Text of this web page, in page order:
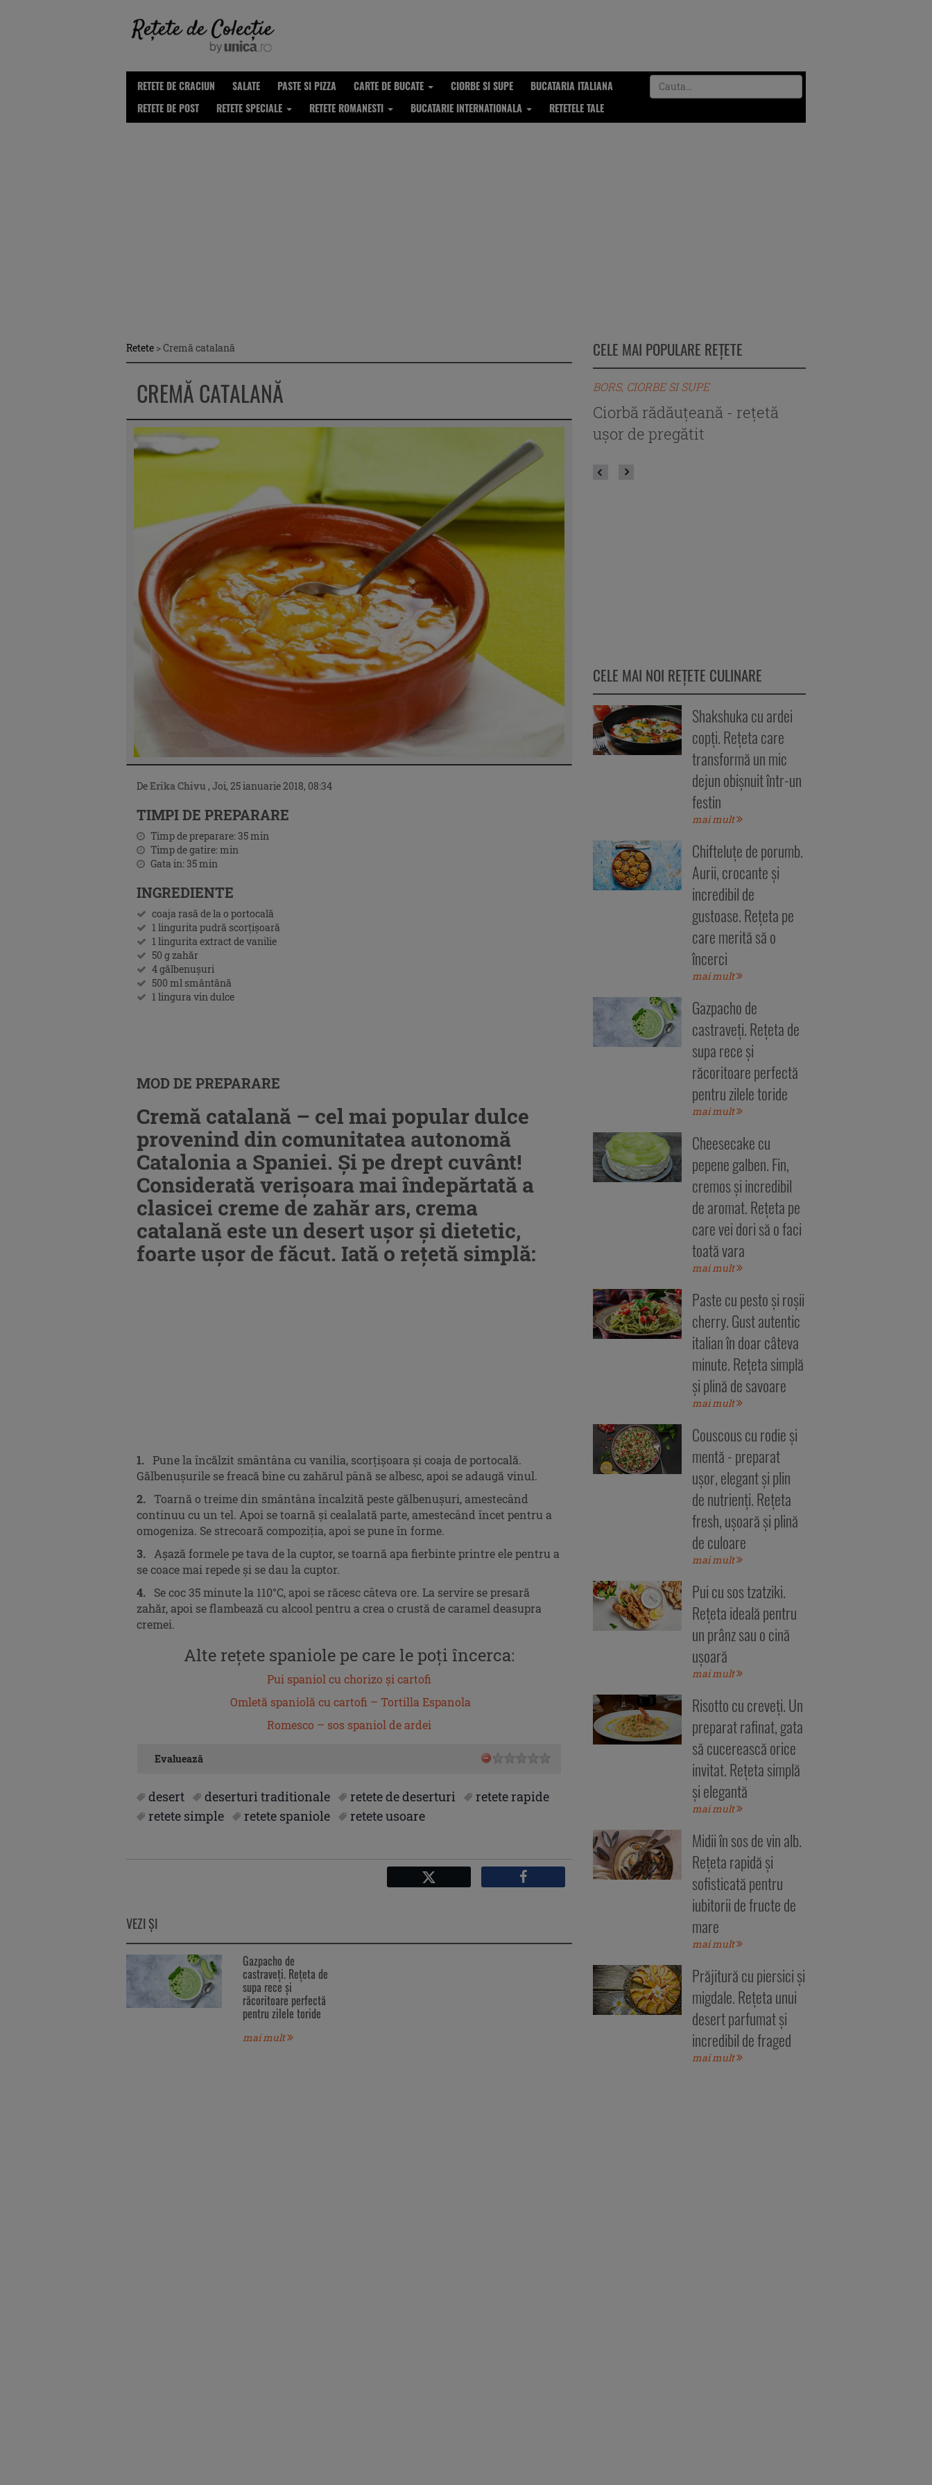
RETETE DE CRACIUN SALATE PASTE SI PIZZA CARTE DE BUCATE CIORBE SI SUPE
BUCATARIA ITALIANA
RETETE DE POST
RETETE SPECIALE RETETE ROMANESTI BUCATARIE INTERNATIONALA RETETELE TALE
Retete >Cremă catalană
CREMĂ CATALANĂ
DeErika Chivu , Joi, 25 ianuarie 2018, 08:34
TIMPI DE PREPARARE
Timp de preparare:35min
Timp de gatire:min
Gata in:35min
INGREDIENTE
coaja rasă de la o portocală
1 lingurita pudră scorțișoară
1 lingurita extract de vanilie
50 g zahăr
4 gălbenușuri
500 ml smântână
1 lingura vin dulce
MOD DE PREPARARE
Cremă catalană – cel mai popular dulce
provenind din comunitatea autonomă
Catalonia a Spaniei. Și pe drept cuvânt!
Considerată verișoara mai îndepărtată a
clasicei creme de zahăr ars, crema
catalană este un desert uşor şi dietetic,
foarte uşor de făcut. Iată o reţetă simplă:
1. Pune la încălzit smântâna cu vanilia, scorțișoara și coaja de portocală.
Gălbenușurile se freacă bine cu zahărul până se albesc, apoi se adaugă vinul.
2. Toarnă o treime din smântâna încalzită peste gălbenușuri, amestecând
continuu cu un tel. Apoi se toarnă și cealalată parte, amestecând încet pentru a
omogeniza. Se strecoară compoziția, apoi se pune în forme.
3.
Așază formele pe tava de la cuptor, se toarnă apa fierbinte printre ele pentru a
se coace mai repede și se dau la cuptor.
4. Se coc 35 minute la 110°C, apoi se răcesc câteva ore. La servire se presară
zahăr, apoi se flambează cu alcool pentru a crea o crustă de caramel deasupra
cremei.
Alte rețete spaniole pe care le poți încerca:
Pui spaniol cu chorizo și cartofi
Omletă spaniolă cu cartofi – Tortilla Espanola
Romesco – sos spaniol de ardei
Evaluează
desert deserturi traditionale retete de deserturi
retete rapide
retete simple
retete spaniole retete usoare
Facebook
VEZI ŞI
Gazpacho de
castraveți. Rețeta de
supa rece și
răcoritoare perfectă
pentru zilele toride
mai mult
CELE MAI POPULARE REȚETE
BORS, CIORBE SI SUPE
Ciorbă rădăuțeană - rețetă
ușor de pregătit
CELE MAI NOI REȚETE CULINARE
Shakshuka cu ardei
copți. Rețeta care
transformă un mic
dejun obișnuit într-un
festin
mai mult
Chifteluțe de porumb.
Aurii, crocante și
incredibil de
gustoase. Rețeta pe
care merită să o
încerci
mai mult
Gazpacho de
castraveți. Rețeta de
supa rece și
răcoritoare perfectă
pentru zilele toride
mai mult
Cheesecake cu
pepene galben. Fin,
cremos și incredibil
de aromat. Rețeta pe
care vei dori să o faci
toată vara
mai mult
Paste cu pesto și roșii
cherry. Gust autentic
italian în doar câteva
minute. Rețeta simplă
și plină de savoare
mai mult
Couscous cu rodie și
mentă - preparat
ușor, elegant și plin
de nutrienți. Rețeta
fresh, ușoară și plină
de culoare
mai mult
Pui cu sos tzatziki.
Rețeta ideală pentru
un prânz sau o cină
ușoară
mai mult
Risotto cu creveți. Un
preparat rafinat, gata
să cucerească orice
invitat. Rețeta simplă
și elegantă
mai mult
Midii în sos de vin alb.
Rețeta rapidă și
sofisticată pentru
iubitorii de fructe de
mare
mai mult
Prăjitură cu piersici și
migdale. Rețeta unui
desert parfumat și
incredibil de fraged
mai mult